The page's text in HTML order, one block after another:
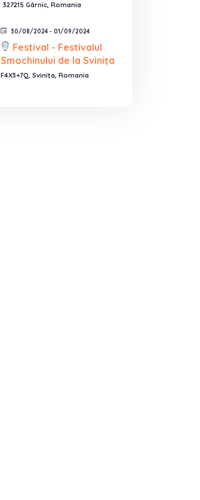
327215 Gârnic, Romania
30/08/2024 - 01/09/2024
Festival - Festivalul
Smochinului de la Sviniţa
F4X3+7Q, Sviniţa, Romania